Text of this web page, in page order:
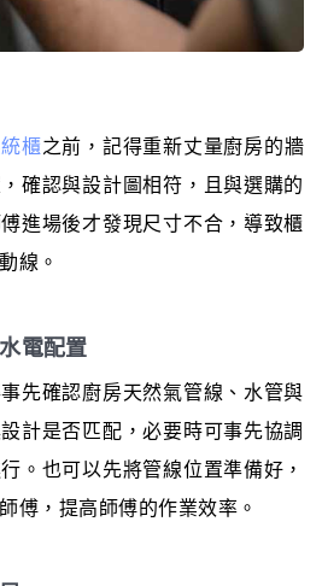
櫃之前，記得重新丈量廚房的牆
確認與設計圖相符，且與選購的
進場後才發現尺寸不合，導致櫃
線。
電配置
先確認廚房天然氣管線、水管與
計是否匹配，必要時可事先協調
。也可以先將管線位置準備好，
傅，提高師傅的作業效率。